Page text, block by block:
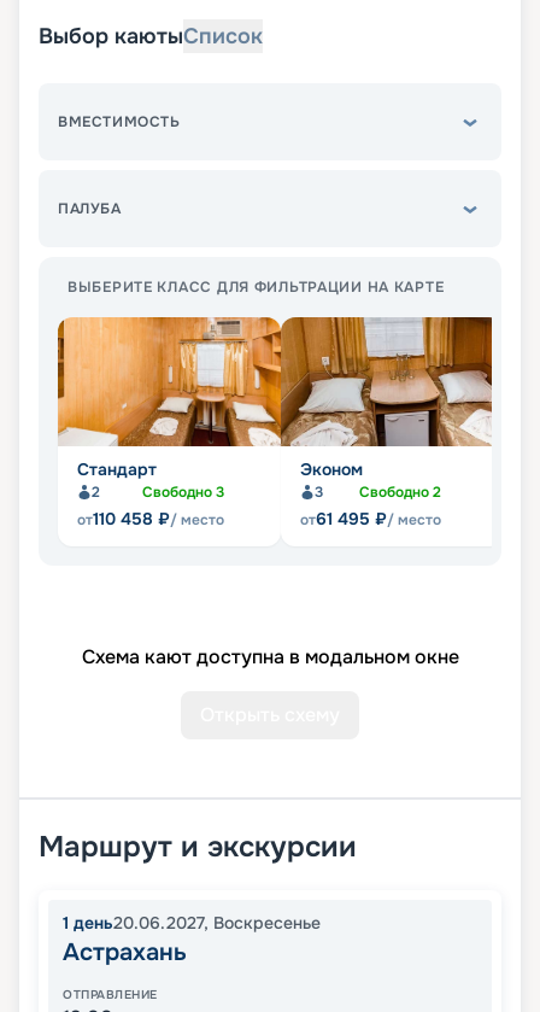
Выбор каютыСписок
ВМЕСТИМОСТЬ
ПАЛУБА
ВЫБЕРИТЕ КЛАСС ДЛЯ ФИЛЬТРАЦИИ НА КАРТЕ
Стандарт
2 Свободно3
от110 458 ₽/ место
Эконом
3 Свободно2
от61 495 ₽/ место
Схема кают доступна в модальном окне
Маршрут и экскурсии
1 день20.06.2027, Воскресенье
Астрахань
ОТПРАВЛЕНИЕ